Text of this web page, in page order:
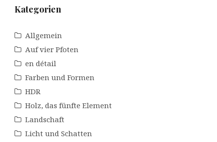
Kategorien
Allgemein
Auf vier Pfoten
en détail
Farben und Formen
HDR
Holz, das fünfte Element
Landschaft
Licht und Schatten